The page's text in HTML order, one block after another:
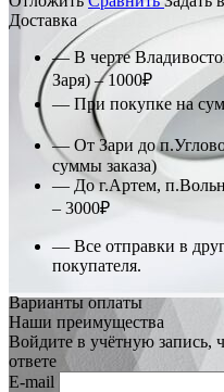
Доставка
— В черте
Заря) – 1000₽
— При покупке на
— От Зари до
суммы заказа)
— До г.Артем,
– 3000₽
— Все отправки в
покупателя.
Варианты оплаты
Наши преимущества
Войдите в учётную запись,
ответе
E-mail